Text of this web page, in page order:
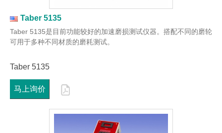
Taber 5135
Taber 5135是目前功能较好的加速磨损测试仪器。搭配不同的磨轮
可用于多种不同材质的磨耗测试。
Taber 5135
马上询价